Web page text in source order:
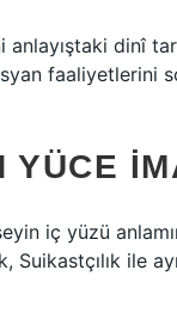
dinî
faaliyetlerini
YÜCE
iç yüzü
Suikastçılık ile